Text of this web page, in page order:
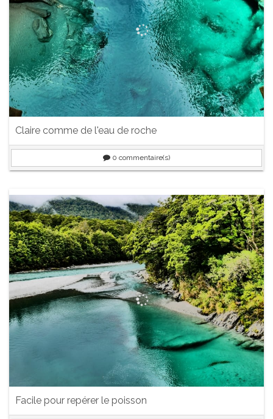
Claire comme de l'eau de roche
0 commentaire(s)
Facile pour repérer le poisson